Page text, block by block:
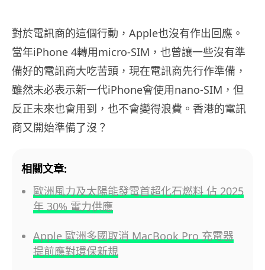
對於電訊商的這個行動，Apple也沒有作出回應。
當年iPhone 4轉用micro-SIM，也曾讓一些沒有準
備好的電訊商大吃苦頭，現在電訊商先行作準備，
雖然未必表示新一代iPhone會使用nano-SIM，但
反正未來也會用到，也不會變得浪費。香港的電訊
商又開始準備了沒？
相關文章:
歐洲風力及太陽能發電首超化石燃料 佔 2025
年 30% 電力供應
Apple 歐洲多國取消 MacBook Pro 充電器
提前應對環保新規